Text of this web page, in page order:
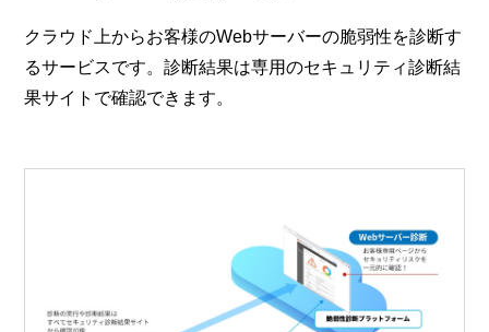
クラウド上からお客様のWebサーバーの脆弱性を診断す
るサービスです。診断結果は専用のセキュリティ診断結
果サイトで確認できます。